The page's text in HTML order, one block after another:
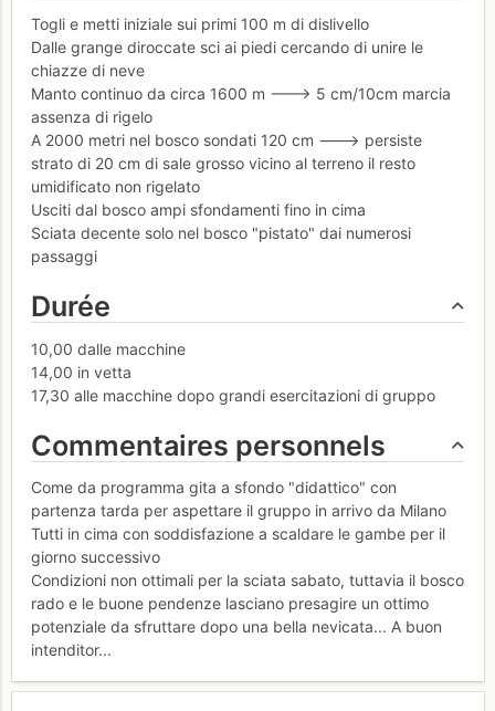
Togli e metti iniziale sui primi 100 m di dislivello
Dalle grange diroccate sci ai piedi cercando di unire le
chiazze di neve
Manto continuo da circa 1600 m ---> 5 cm/10cm marcia
assenza di rigelo
A 2000 metri nel bosco sondati 120 cm ---> persiste
strato di 20 cm di sale grosso vicino al terreno il resto
umidificato non rigelato
Usciti dal bosco ampi sfondamenti fino in cima
Sciata decente solo nel bosco "pistato" dai numerosi
passaggi
Durée
10,00 dalle macchine
14,00 in vetta
17,30 alle macchine dopo grandi esercitazioni di gruppo
Commentaires personnels
Come da programma gita a sfondo "didattico" con
partenza tarda per aspettare il gruppo in arrivo da Milano
Tutti in cima con soddisfazione a scaldare le gambe per il
giorno successivo
Condizioni non ottimali per la sciata sabato, tuttavia il bosco
rado e le buone pendenze lasciano presagire un ottimo
potenziale da sfruttare dopo una bella nevicata... A buon
intenditor...